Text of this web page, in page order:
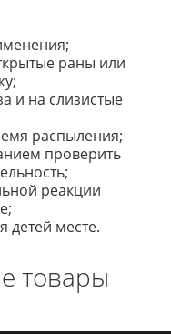
раны или
и на слизистые
распыления;
проверить
реакции
детей месте.
товары